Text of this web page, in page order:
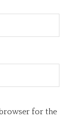
for the